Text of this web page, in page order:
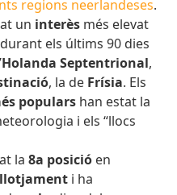
regions neerlandeses.
un interès més elevat
durant els últims 90 dies
Holanda Septentrional,
, la de Frísia. Els
populars han estat la
i els “llocs
la 8a posició en
i ha